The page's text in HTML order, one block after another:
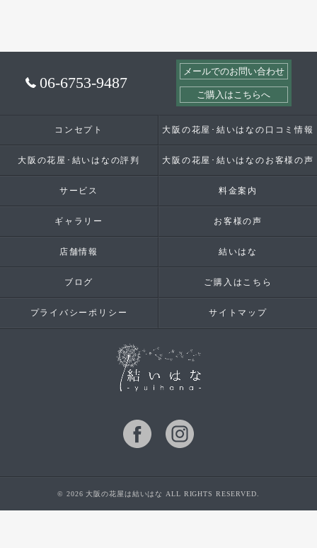
06-6753-9487
メールでのお問い合わせ
ご購入はこちらへ
コンセプト 大阪の花屋･結いはなの口コミ情報
大阪の花屋･結いはなの評判 大阪の花屋･結いはなのお客様の声
サービス 料金案内
ギャラリー お客様の声
店舗情報 結いはな
ブログ ご購入はこちら
プライバシーポリシー サイトマップ
© 2026 大阪の花屋は結いはな ALL RIGHTS RESERVED.